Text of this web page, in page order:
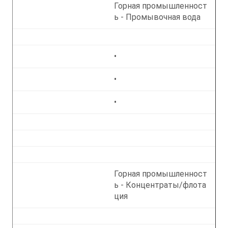
Горная промышленност
ь - Промывочная вода
•
•
•
Горная промышленност
ь - Концентраты/флота
ция